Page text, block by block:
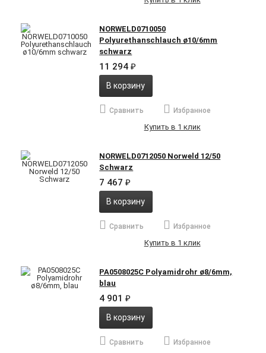
NORWELD0710050
Polyurethanschlauch ø10/6mm
schwarz
11 294₽
В корзину
Сравнить Избранное
Купить в 1 клик
NORWELD0712050 Norweld 12/50
Schwarz
7 467₽
В корзину
Сравнить Избранное
Купить в 1 клик
PA0508025C Polyamidrohr ø8/6mm,
blau
4 901₽
В корзину
Сравнить Избранное